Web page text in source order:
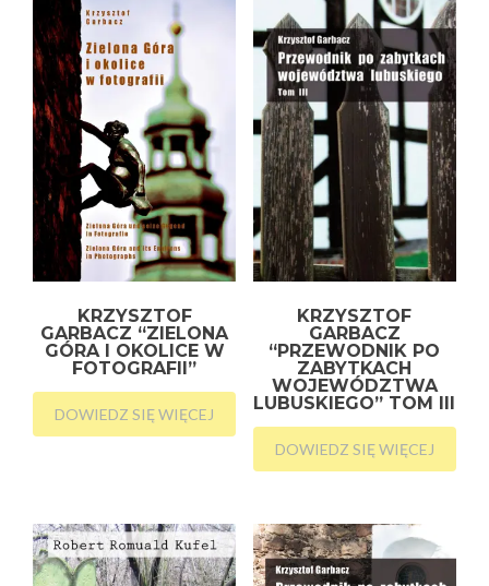
KRZYSZTOF
GARBACZ “ZIELONA
GÓRA I OKOLICE W
FOTOGRAFII”
DOWIEDZ SIĘ WIĘCEJ
KRZYSZTOF
GARBACZ
“PRZEWODNIK PO
ZABYTKACH
WOJEWÓDZTWA
LUBUSKIEGO” TOM III
DOWIEDZ SIĘ WIĘCEJ